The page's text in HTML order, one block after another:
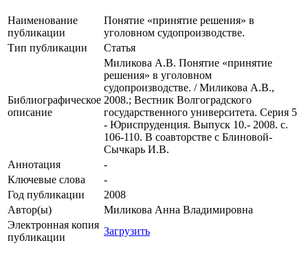
Наименование
публикации
Понятие «принятие решения» в
уголовном судопроизводстве.
Тип публикации
Статья
Библиографическое
описание
Миликова А.В. Понятие «принятие
решения» в уголовном
судопроизводстве. / Миликова А.В.,
2008.; Вестник Волгоградского
государственного университета. Серия 5
- Юриспруденция. Выпуск 10.- 2008. с.
106-110. В соавторстве с Блиновой-
Сычкарь И.В.
Аннотация
-
Ключевые cлова
-
Год публикации
2008
Автор(ы)
Миликова Анна Владимировна
Электронная копия
публикации
Загрузить